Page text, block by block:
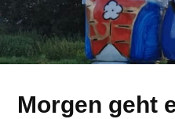
Morgen geht